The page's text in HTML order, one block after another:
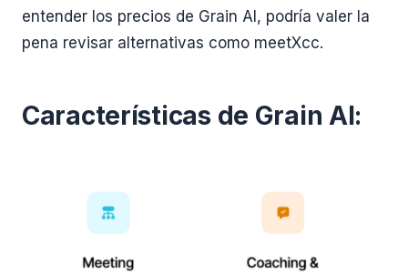
entender los precios de Grain AI, podría valer la
pena revisar alternativas como meetXcc.
Características de Grain AI: